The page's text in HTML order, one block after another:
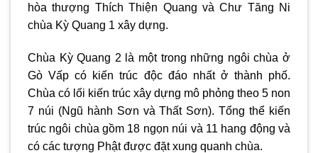
hòa thượng Thích Thiện Quang và Chư Tăng Ni
chùa Kỳ Quang 1 xây dựng.
Chùa Kỳ Quang 2 là một trong những ngôi chùa ở
Gò Vấp có kiến trúc độc đáo nhất ở thành phố.
Chùa có lối kiến trúc xây dựng mô phỏng theo 5 non
7 núi (Ngũ hành Sơn và Thất Sơn). Tổng thể kiến
trúc ngôi chùa gồm 18 ngọn núi và 11 hang động và
có các tượng Phật được đặt xung quanh chùa.